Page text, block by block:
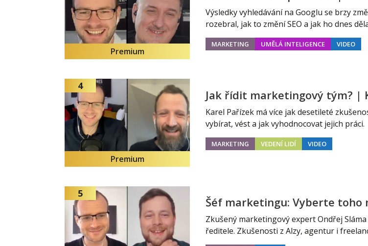
Premium
Výsledky vyhledávání na Googlu se brzy
rozebral, jak to změní SEO a jak ho dnes
MARKETING UMĚLÁ INTELIGENCE VIDEO
4
Premium
Jak řídit marketingový tým? |
Karel Pařízek má více jak desetileté
vybírat, vést a jak vyhodnocovat jejich práci.
MARKETING VEDENÍ LIDÍ VIDEO
5
Šéf marketingu: Vyberte toho
Zkušený marketingový expert Ondřej
ředitele. Zkušenosti z Alzy, agentur i